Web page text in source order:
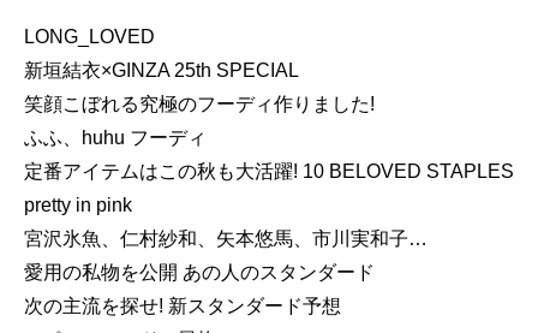
LONG_LOVED
新垣結衣×GINZA 25th SPECIAL
笑顔こぼれる究極のフーディ作りました!
ふふ、huhu フーディ
定番アイテムはこの秋も大活躍! 10 BELOVED STAPLES
pretty in pink
宮沢氷魚、仁村紗和、矢本悠馬、市川実和子…
愛用の私物を公開 あの人のスタンダード
次の主流を探せ! 新スタンダード予想